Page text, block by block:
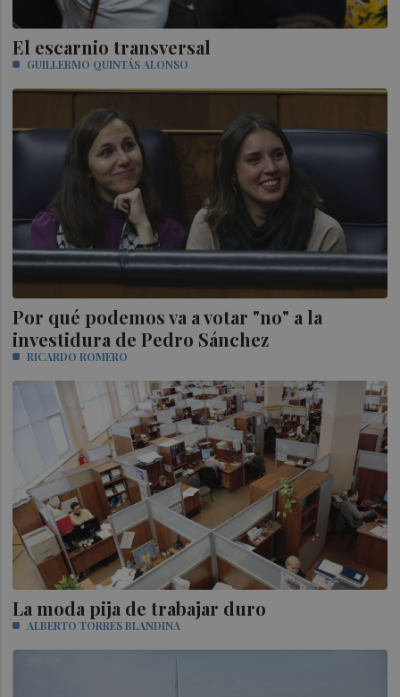
El escarnio transversal
GUILLERMO QUINTÁS ALONSO
Por qué podemos va a votar "no" a la
investidura de Pedro Sánchez
RICARDO ROMERO
La moda pija de trabajar duro
ALBERTO TORRES BLANDINA